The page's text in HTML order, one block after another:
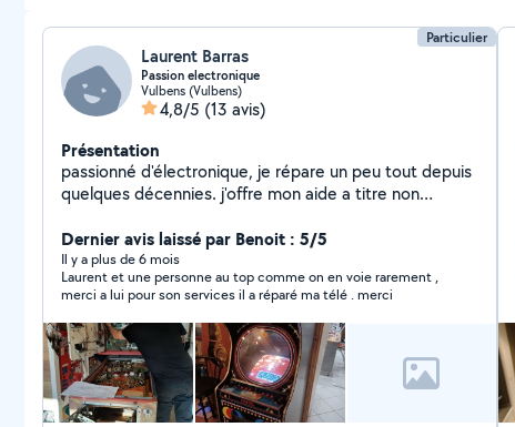
Particulier
Laurent Barras
Passion electronique
Vulbens (Vulbens)
4,8/5 (13 avis)
Présentation
passionné d'électronique, je répare un peu tout depuis
quelques décennies. j'offre mon aide a titre non
électroniques. j'apprécie de rencontrer des personnes
convaincues de réparer plutôt que jeter. Je ne suis pas
un service de dépannage mais un voisin qui échange
des services comme un loisir, avec des disponibilités
limitées. Merci d'éviter de me contacter pour smart
phone et gros électroménager.
Dernier avis laissé par Benoit : 5/5
Il y a plus de 6 mois
Laurent et une personne au top comme on en voie rarement ,
merci a lui pour son services il a réparé ma télé . merci